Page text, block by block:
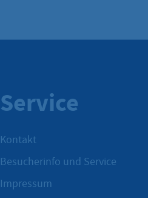
Service
Kontakt
Besucherinfo und Service
Impressum